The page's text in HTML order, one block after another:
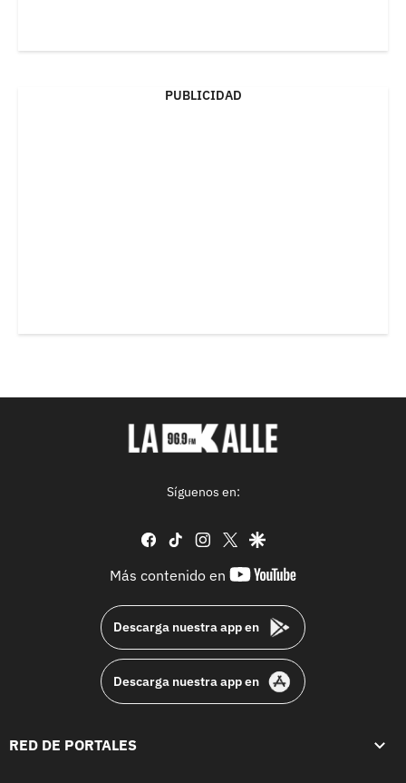
PUBLICIDAD
Síguenos en:
facebook
tiktok instagram
twittergoogle
Más contenido en
youtube-
Descarga nuestra app en
Descarga nuestra app en
RED DE PORTALES